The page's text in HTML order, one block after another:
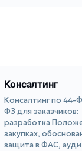
Консалтинг
Консалтинг по 44-
ФЗ для заказчиков:
разработка
закупках,
защита в ФАС,